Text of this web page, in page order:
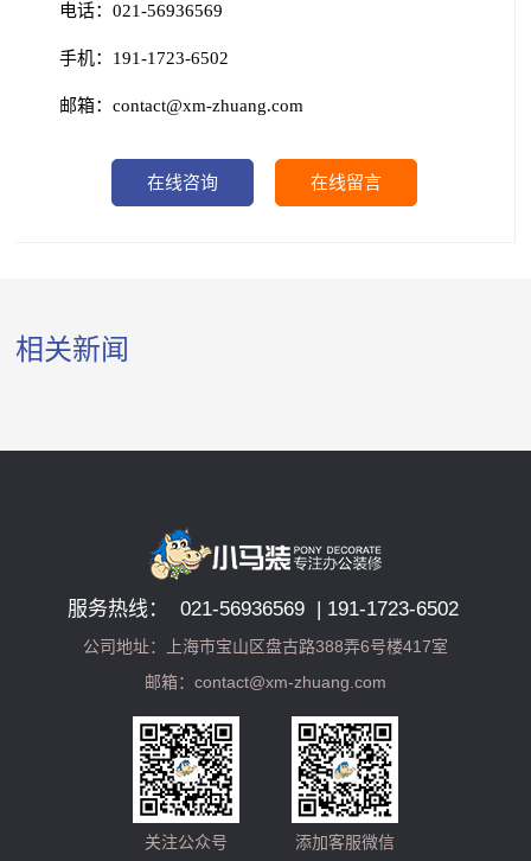
电话：021-56936569
手机：191-1723-6502
邮箱：contact@xm-zhuang.com
在线咨询 在线留言
相关新闻
服务热线： 021-56936569 | 191-1723-6502
公司地址：上海市宝山区盘古路388弄6号楼417室
邮箱：contact@xm-zhuang.com
关注公众号 添加客服微信